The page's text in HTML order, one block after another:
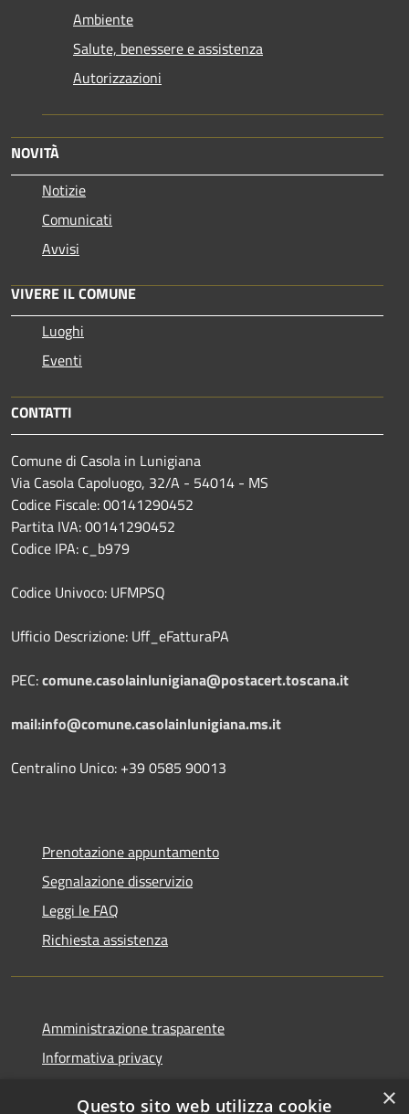
Ambiente
Salute, benessere e assistenza
Autorizzazioni
NOVITÀ
Notizie
Comunicati
Avvisi
VIVERE IL COMUNE
Luoghi
Eventi
CONTATTI
Comune di Casola in Lunigiana
Via Casola Capoluogo, 32/A - 54014 - MS
Codice Fiscale: 00141290452
Partita IVA: 00141290452
Codice IPA: c_b979
Codice Univoco: UFMPSQ
Ufficio Descrizione: Uff_eFatturaPA
PEC:comune.casolainlunigiana@postacert.toscana.it
mail:info@comune.casolainlunigiana.ms.it
Centralino Unico: +39 0585 90013
Prenotazione appuntamento
Segnalazione disservizio
Leggi le FAQ
Richiesta assistenza
Amministrazione trasparente
Informativa privacy
×
Questo sito web utilizza cookie